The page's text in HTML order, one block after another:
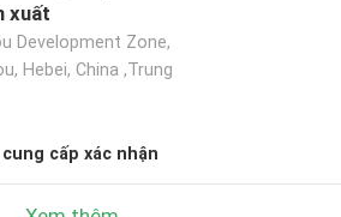
xuất
Development Zone,
Hebei, China ,Trung
cung cấp xác nhận